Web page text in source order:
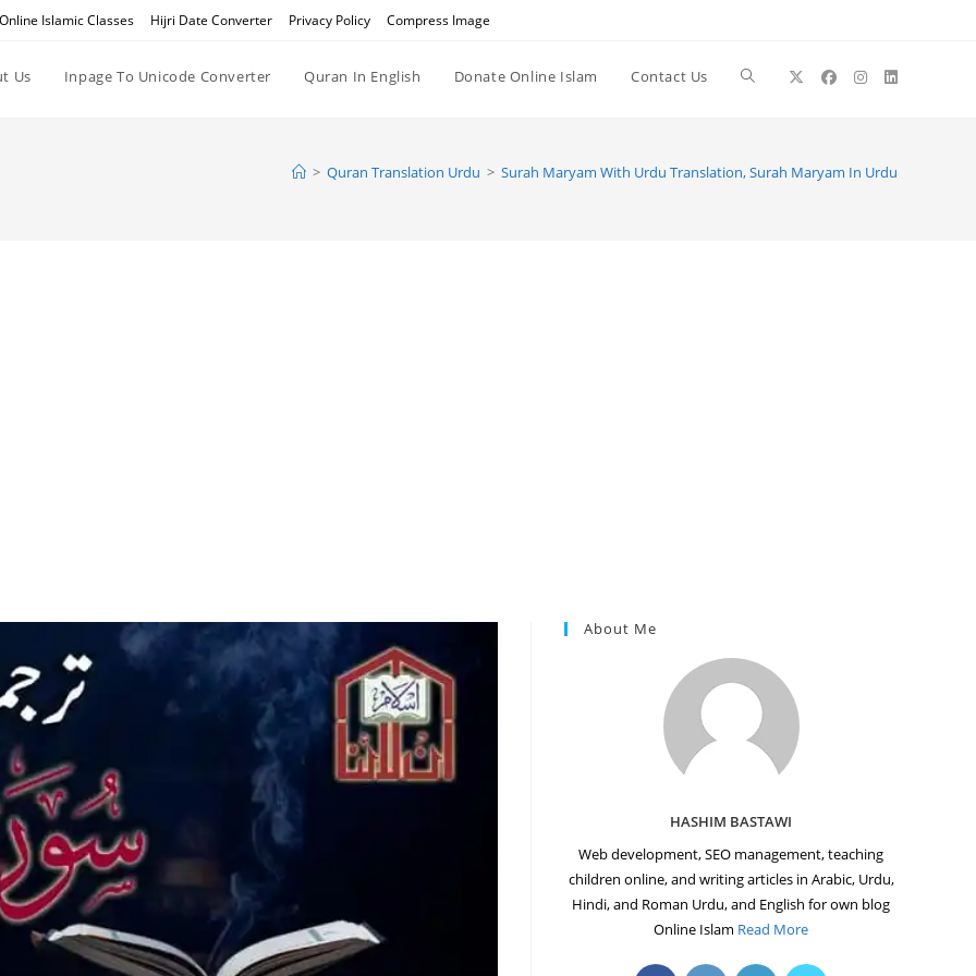
Online Islamic Classes Hijri Date Converter Privacy Policy Compress Image
Us Inpage To Unicode Converter Quran In English Donate Online Islam Contact Us Toggle
> Quran Translation Urdu > Surah Maryam With Urdu Translation, Surah Maryam In Urdu
About Me
HASHIM BASTAWI
Web development, SEO management, teaching
children online, and writing articles in Arabic, Urdu,
Hindi, and Roman Urdu, and English for own blog
Online Islam Read More